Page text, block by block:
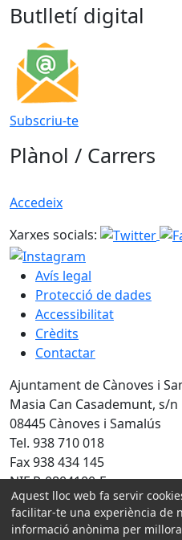
Butlletí digital
Subscriu-te
Plànol / Carrers
Accedeix
Xarxes socials:
Avís legal
Protecció de dades
Accessibilitat
Crèdits
Contactar
Ajuntament de Cànoves i
Masia Can Casademunt, s/n
08445 Cànoves i Samalús
Tel. 938 710 018
Fax 938 434 145
NIF P-0804100-F
Amb la col·laboració de:
Aquest lloc web fa servir
facilitar-te una experiència de
informació anònima per